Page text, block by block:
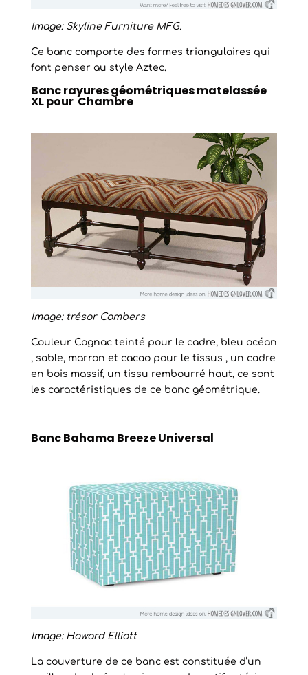
Image: Skyline Furniture MFG.
Ce banc comporte des formes triangulaires qui
font penser au style Aztec.
Banc rayures géométriques matelassée
XL pour Chambre
Image: trésor Combers
Couleur Cognac teinté pour le cadre, bleu océan
, sable, marron et cacao pour le tissus , un cadre
en bois massif, un tissu rembourré haut, ce sont
les caractéristiques de ce banc géométrique.
Banc Bahama Breeze Universal
Image: Howard Elliott
La couverture de ce banc est constituée d’un